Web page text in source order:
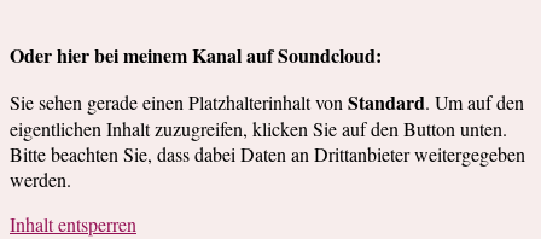
Oder hier bei meinem Kanal auf Soundcloud:
Sie sehen gerade einen Platzhalterinhalt vonStandard. Um auf den
eigentlichen Inhalt zuzugreifen, klicken Sie auf den Button unten.
Bitte beachten Sie, dass dabei Daten an Drittanbieter weitergegeben
werden.
Inhalt entsperren